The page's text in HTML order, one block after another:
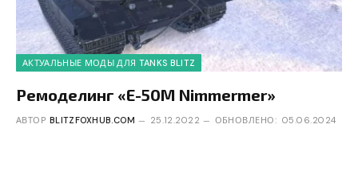
АКТУАЛЬНЫЕ МОДЫ ДЛЯ TANKS BLITZ
Ремоделинг «E-50M Nimmermer»
АВТОР BLITZFOXHUB.COM 25.12.2022 ОБНОВЛЕНО: 05.06.2024